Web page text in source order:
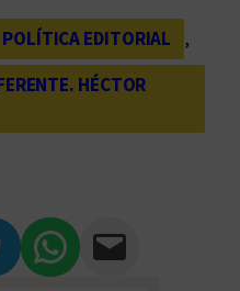
POLÍTICA EDITORIAL
,
HÉCTOR
Compartir en WhatsApp Compartir vía Email